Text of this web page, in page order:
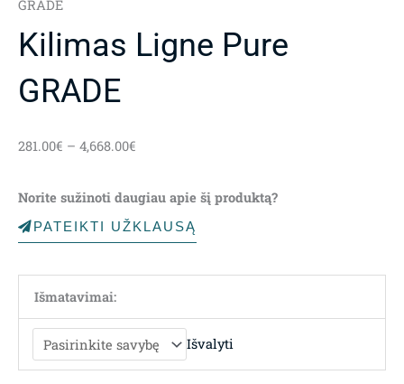
GRADE
Kilimas Ligne Pure
GRADE
281.00€ – 4,668.00€
through
4,668.00€
Norite sužinoti daugiau apie šį produktą?
PATEIKTI UŽKLAUSĄ
Išmatavimai:
Išvalyti